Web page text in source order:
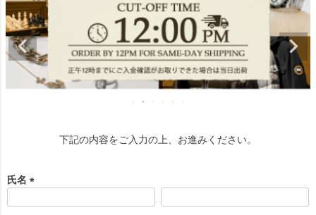
下記の内容をご入力の上、お進みください。
氏名